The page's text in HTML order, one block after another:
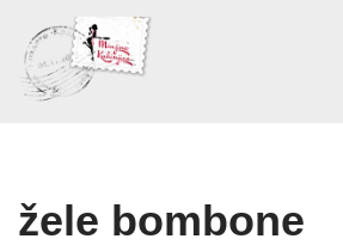
Skoči
na
žele bombone